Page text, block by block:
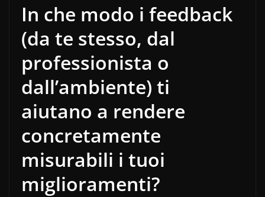
In che modo i feedback
(da te stesso, dal
professionista o
dall’ambiente) ti
aiutano a rendere
concretamente
misurabili i tuoi
miglioramenti?